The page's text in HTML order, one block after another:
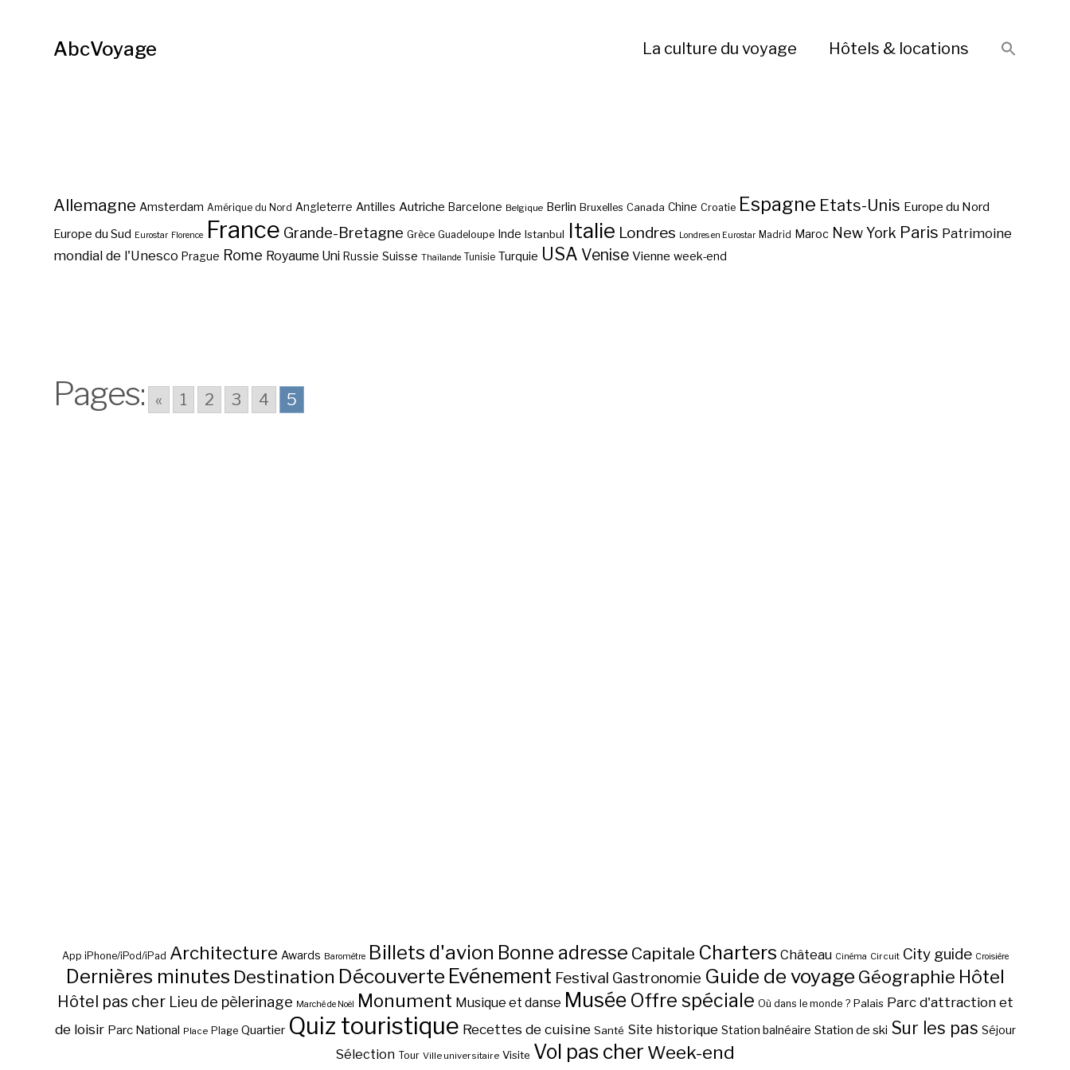
AbcVoyage La culture du voyage Hôtels & locations
Allemagne Amsterdam Amérique du Nord Angleterre Antilles Autriche Barcelone Belgique Berlin Bruxelles Canada Chine Croatie Espagne Etats-Unis Europe du Nord
Europe du Sud Eurostar Florence France Grande-Bretagne Grèce Guadeloupe Inde Istanbul Italie Londres Londres en Eurostar Madrid Maroc New York Paris Patrimoine
mondial de l'Unesco Prague Rome Royaume Uni Russie Suisse Thaïlande Tunisie Turquie USA Venise Vienne week-end
Pages: « 1 2 3 4 5
App iPhone/iPod/iPad Architecture Awards Baromètre Billets d'avion Bonne adresse Capitale Charters Château Cinéma Circuit City guide Croisière
Dernières minutes Destination Découverte Evénement Festival Gastronomie Guide de voyage Géographie Hôtel
Hôtel pas cher Lieu de pèlerinage Marché de Noël Monument Musique et danse Musée Offre spéciale Où dans le monde ? Palais Parc d'attraction et
de loisir Parc National Place Plage Quartier Quiz touristique Recettes de cuisine Santé Site historique Station balnéaire Station de ski Sur les pas Séjour
Sélection Tour Ville universitaire Visite Vol pas cher Week-end